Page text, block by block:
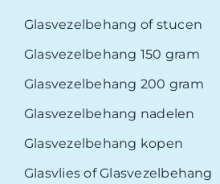
Glasvezelbehang of stucen
Glasvezelbehang 150 gram
Glasvezelbehang 200 gram
Glasvezelbehang nadelen
Glasvezelbehang kopen
Glasvlies of Glasvezelbehang